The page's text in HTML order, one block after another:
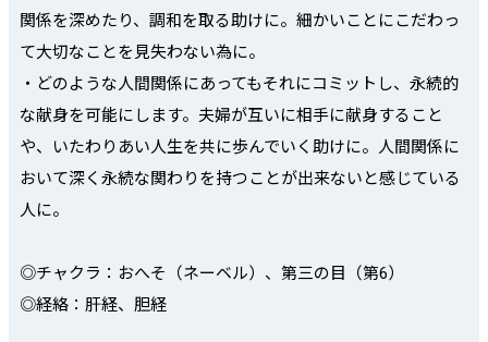
関係を深めたり、調和を取る助けに。細かいことにこだわっ
て大切なことを見失わない為に。
・どのような人間関係にあってもそれにコミットし、永続的
な献身を可能にします。夫婦が互いに相手に献身すること
や、いたわりあい人生を共に歩んでいく助けに。人間関係に
おいて深く永続な関わりを持つことが出来ないと感じている
人に。
◎チャクラ：おへそ（ネーベル）、第三の目（第6）
◎経絡：肝経、胆経